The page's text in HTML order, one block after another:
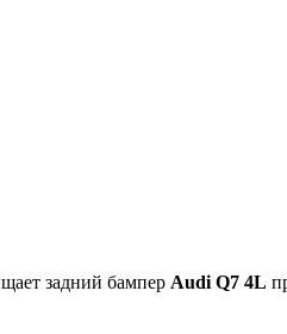
задний бампер Audi Q7 4L